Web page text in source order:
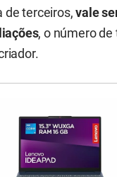
de terceiros,vale
, o número